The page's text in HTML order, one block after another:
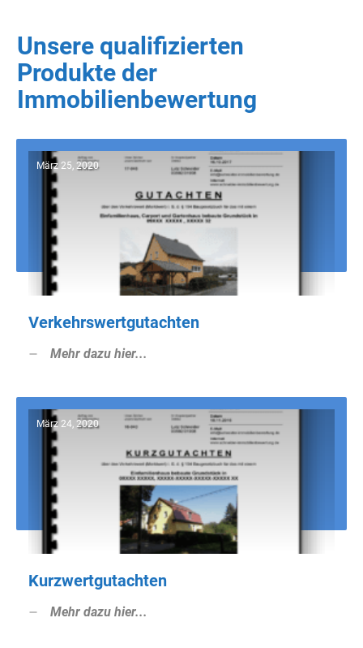
Unsere qualifizierten
Produkte der
Immobilienbewertung
März 25, 2020
Verkehrswertgutachten
Mehr dazu hier...
März 24, 2020
Kurzwertgutachten
Mehr dazu hier...